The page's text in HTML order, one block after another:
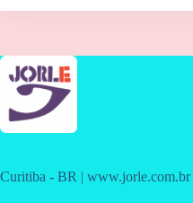
Curitiba - BR | www.jorle.com.br